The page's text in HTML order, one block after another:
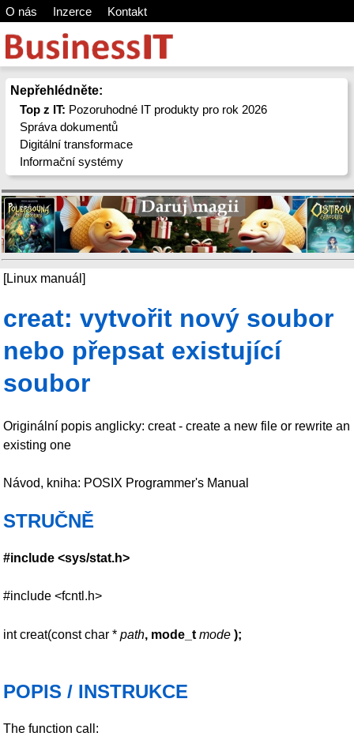
O nás Inzerce Kontakt
Nepřehlédněte:
Top z IT: Pozoruhodné IT produkty pro rok 2026
Správa dokumentů
Digitální transformace
Informační systémy
[Linux manuál]
creat: vytvořit nový soubor
nebo přepsat existující
soubor
Originální popis anglicky: creat - create a new file or rewrite an
existing one
Návod, kniha: POSIX Programmer's Manual
STRUČNĚ
#include <sys/stat.h>
#include <fcntl.h>
int creat(const char * path, mode_t mode );
POPIS / INSTRUKCE
The function call: